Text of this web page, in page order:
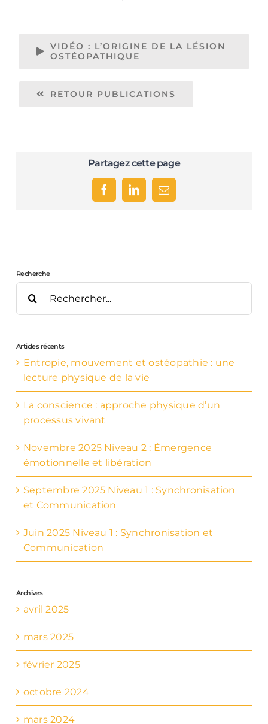
VIDÉO : L’ORIGINE DE LA LÉSION
OSTÉOPATHIQUE
RETOUR PUBLICATIONS
Partagez cette page
FacebookLinkedInEmail
Recherche
Articles récents
Entropie, mouvement et ostéopathie : une
lecture physique de la vie
La conscience : approche physique d’un
processus vivant
Novembre 2025 Niveau 2 : Émergence
émotionnelle et libération
Septembre 2025 Niveau 1 : Synchronisation
et Communication
Juin 2025 Niveau 1 : Synchronisation et
Communication
Archives
avril 2025
mars 2025
février 2025
octobre 2024
mars 2024